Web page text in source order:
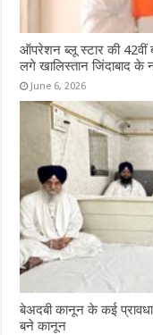
ऑपरेशन ब्लू स्टार की 42वीं
लगे खालिस्तान जिंदाबाद के
June 6, 2026
बेअदबी कानून के कई
बने कानून